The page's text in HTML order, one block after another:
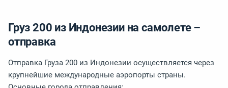
Груз 200 из Индонезии на самолете –
отправка
Отправка Груза 200 из Индонезии осуществляется через
крупнейшие международные аэропорты страны.